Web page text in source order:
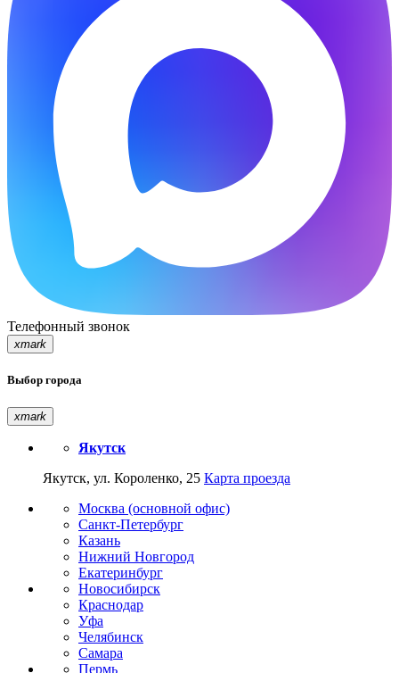
Телефонный звонок
xmark
Выбор города
xmark
Якутск
Якутск, ул. Короленко, 25 Карта проезда
Москва (основной офис)
Санкт-Петербург
Казань
Нижний Новгород
Екатеринбург
Новосибирск
Краснодар
Уфа
Челябинск
Самара
Пермь